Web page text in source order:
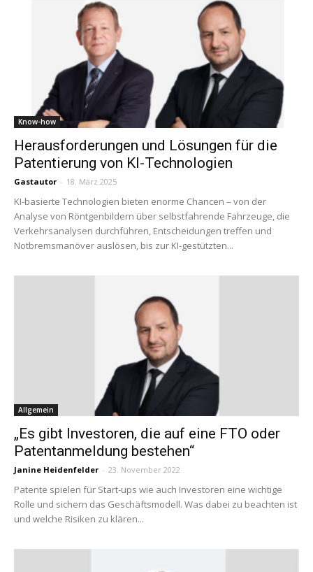
Know-how
Herausforderungen und Lösungen für die
Patentierung von KI-Technologien
Gastautor - 18. März 2025
KI-basierte Technologien bieten enorme Chancen – von der
Analyse von Röntgenbildern über selbstfahrende Fahrzeuge, die
Verkehrsanalysen durchführen, Entscheidungen treffen und
Notbremsmanöver auslösen, bis zur KI-gestützten...
Allgemein
„Es gibt Investoren, die auf eine FTO oder
Patentanmeldung bestehen“
Janine Heidenfelder - 23. November 2022
Patente spielen für Start-ups wie auch Investoren eine wichtige
Rolle und sichern das Geschäftsmodell. Was dabei zu beachten ist
und welche Risiken zu klären...